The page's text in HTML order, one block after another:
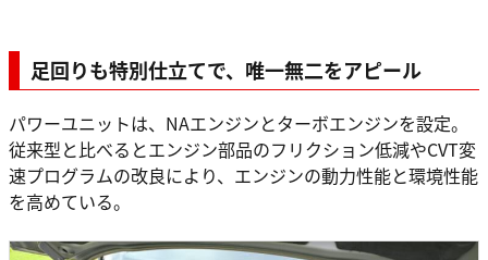
足回りも特別仕立てで、唯一無二をアピール
パワーユニットは、NAエンジンとターボエンジンを設定。
従来型と比べるとエンジン部品のフリクション低減やCVT変
速プログラムの改良により、エンジンの動力性能と環境性能
を高めている。